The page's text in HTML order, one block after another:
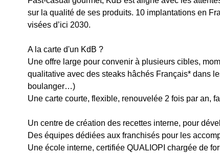
sur la qualité de ses produits. 10 implantations en
visées d’ici 2030.
A la carte d'un KdB ?
Une offre large pour convenir à plusieurs cibles,
qualitative avec des steaks hâchés Français* dans
boulanger…)
Une carte courte, flexible, renouvelée 2 fois par an,
Un centre de création des recettes interne, pour
Des équipes dédiées aux franchisés pour les
Une école interne, certifiée QUALIOPI chargée de